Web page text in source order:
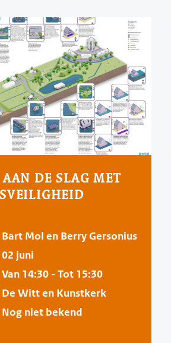
DE SLAG MET
Bart Mol en Berry Gersonius
02 juni
Van 14:30 - Tot 15:30
De Witt en Kunstkerk
Nog niet bekend